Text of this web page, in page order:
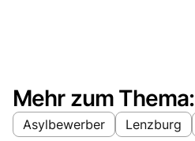
Mehr zum Thema:
Asylbewerber Lenzburg